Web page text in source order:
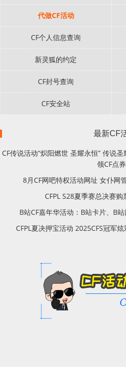
代做CF活动
CF个人信息查询
新灵狐的约定
CF封号查询
CF安全站
最新CF
CF传说活动“炽阳燃世 圣耀永恒” 传说
领CF点券
8月CF网吧特权活动网址 女仆网
CFPL S28夏季赛总决赛
B站CF嘉年华活动：B站卡片、B
CFPL夏决押宝活动 2025CFS冠军